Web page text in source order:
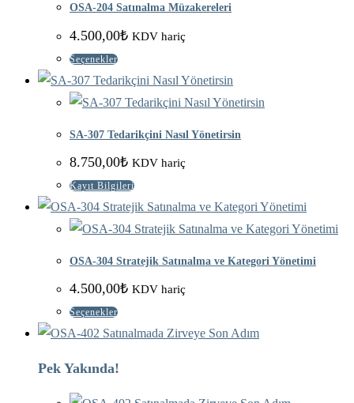
OSA-204 Satınalma Müzakereleri
4.500,00₺ KDV hariç
Seçenekler
SA-307 Tedarikçini Nasıl Yönetirsin
8.750,00₺ KDV hariç
Kayıt BilgileriBu
ürünün
birden
var.
ürün
OSA-304 Stratejik Satınalma ve Kategori Yönetimi
4.500,00₺ KDV hariç
Seçenekler
Pek Yakında!